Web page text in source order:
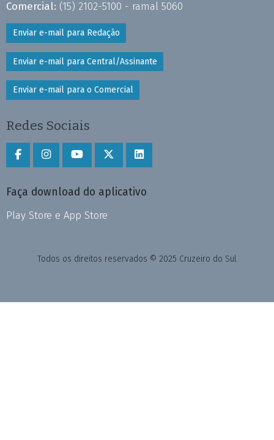
Comercial: (15) 2102-5100 - ramal 5060
Enviar e-mail para Redação
Enviar e-mail para Central/Assinante
Enviar e-mail para o Comercial
Redes Sociais
Faça download do aplicativo
Play Store e App Store
Todos os direitos reservados © 2025 Cruzeiro do Sul